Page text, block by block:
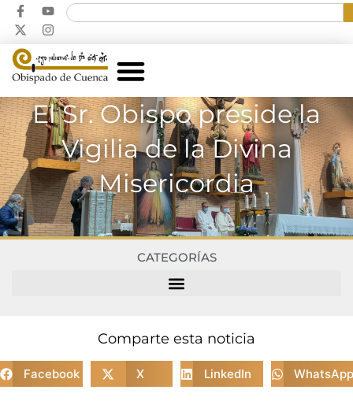
El Sr. Obispo preside la
Vigilia de la Divina
Misericordia
CATEGORÍAS
Comparte esta noticia
Facebook X LinkedIn WhatsApp